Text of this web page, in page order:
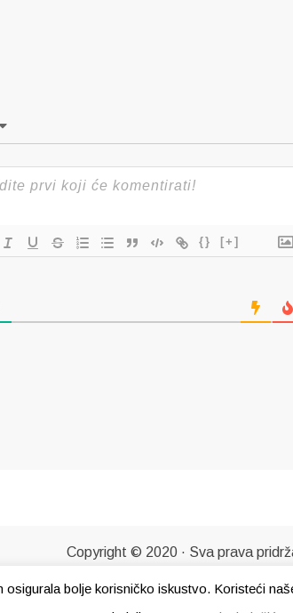
{} [+]
bolje korisničko iskustvo. Koristeći
Copyright © 2020 · Sva prava